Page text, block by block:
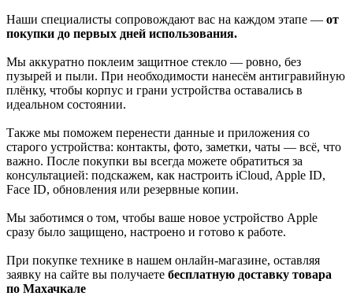
Наши специалисты сопровождают вас на каждом этапе — от
покупки до первых дней использования.
Мы аккуратно поклеим защитное стекло — ровно, без
пузырей и пыли. При необходимости нанесём антигравийную
плёнку, чтобы корпус и грани устройства оставались в
идеальном состоянии.
Также мы поможем перенести данные и приложения со
старого устройства: контакты, фото, заметки, чаты — всё, что
важно. После покупки вы всегда можете обратиться за
консультацией: подскажем, как настроить iCloud, Apple ID,
Face ID, обновления или резервные копии.
Мы заботимся о том, чтобы ваше новое устройство Apple
сразу было защищено, настроено и готово к работе.
При покупке технике в нашем онлайн-магазине, оставляя
заявку на сайте вы получаете бесплатную доставку товара
по Махачкале